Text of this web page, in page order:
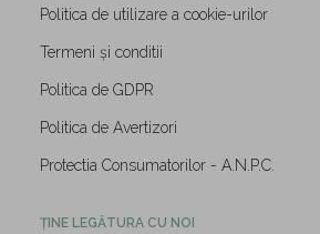
Politica de utilizare a cookie-urilor
Termeni și conditii
Politica de GDPR
Politica de Avertizori
Protectia Consumatorilor - A.N.P.C.
ȚINE LEGĂTURA CU NOI